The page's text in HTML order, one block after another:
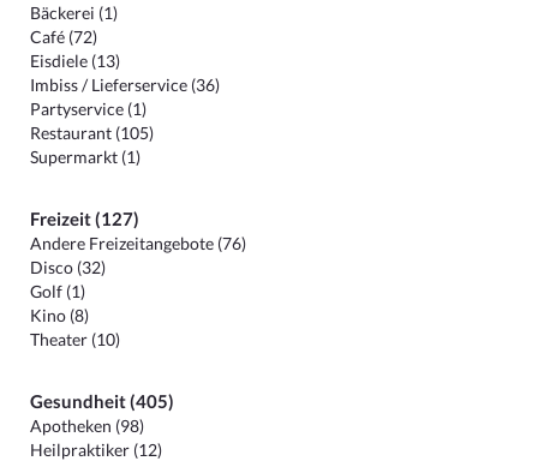
Bäckerei (1)
Café (72)
Eisdiele (13)
Imbiss / Lieferservice (36)
Partyservice (1)
Restaurant (105)
Supermarkt (1)
Freizeit (127)
Andere Freizeitangebote (76)
Disco (32)
Golf (1)
Kino (8)
Theater (10)
Gesundheit (405)
Apotheken (98)
Heilpraktiker (12)